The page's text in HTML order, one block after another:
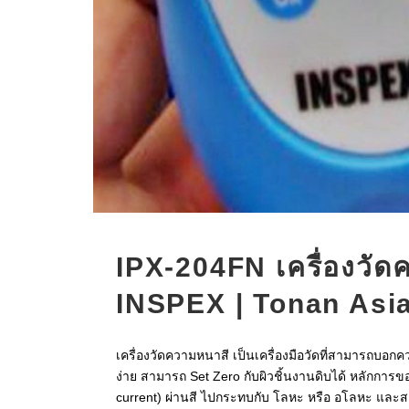
IPX-204FN เครื่องวั
INSPEX | Tonan
เครื่องวัดความหนาสี เป็นเครื่องมือวัดที่สามารถบอ
ง่าย สามารถ Set Zero กับผิวชิ้นงานดิบได้ หลักการ
current) ผ่านสี ไปกระทบกับ โลหะ หรือ อโลหะ และ